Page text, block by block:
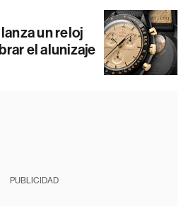
un reloj
el alunizaje
PUBLICIDAD